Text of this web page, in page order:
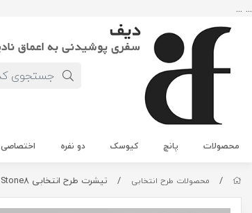
... ...
محصولات پانچ کیوسک دو نفره اختصاصی
/ محصولات طرح انتخابی / تیشرت طرح انتخابی Moon L-4868 Stone8